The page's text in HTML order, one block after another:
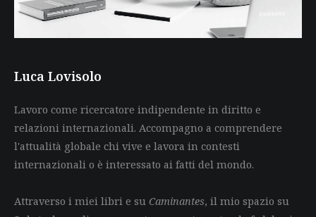
Luca Lovisolo
Lavoro come ricercatore indipendente in diritto e
relazioni internazionali. Accompagno a comprendere
l'attualità globale chi vive e lavora in contesti
internazionali o è interessato ai fatti del mondo.
Attraverso i miei libri e su Caminantes, il mio spazio su